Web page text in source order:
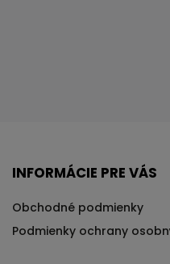
INFORMÁCIE PRE VÁS
Obchodné podmienky
Podmienky ochrany